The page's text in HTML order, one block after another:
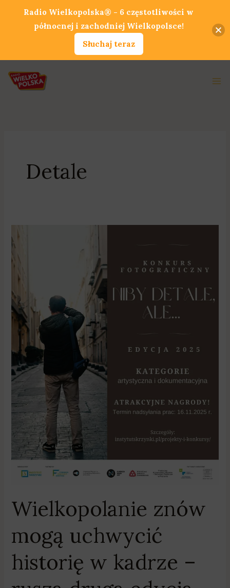
Detale
Wielkopolanie znów
mogą uchwycić
historię w kadrze –
Wielkopolanie
znów
mogą
w
kadrze
rusza
druga
edycja
konkursu
„Niby
detale,
Radio Wielkopolska® - 6 częstotliwości w
północnej i zachodniej Wielkopolsce!
Słuchaj teraz